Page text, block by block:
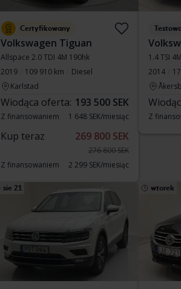
Certyfikowany
Volkswagen Tiguan
Allspace 2.0 TDI 4M 190hk
2019
109 910 km
Diesel
Karlstad
Wiodąca oferta: 193 500 SEK
Z finansowaniem 1 648 SEK/miesiąc
Kup teraz 269 800 SEK
276 800 SEK
Z finansowaniem
2 299 SEK/miesiąc
1.4 TSI
2014
Z
sie 21 wtorek